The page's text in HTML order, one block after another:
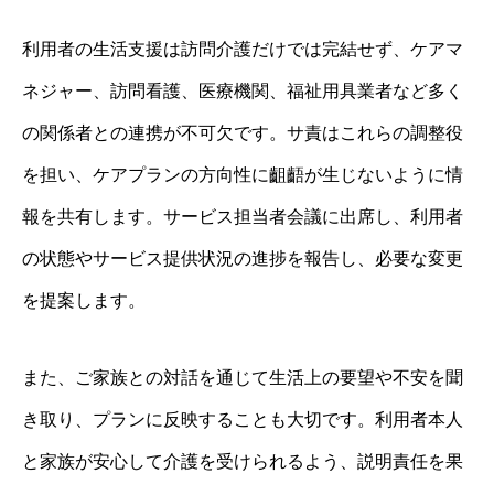
利用者の生活支援は訪問介護だけでは完結せず、ケアマ
ネジャー、訪問看護、医療機関、福祉用具業者など多く
の関係者との連携が不可欠です。サ責はこれらの調整役
を担い、ケアプランの方向性に齟齬が生じないように情
報を共有します。サービス担当者会議に出席し、利用者
の状態やサービス提供状況の進捗を報告し、必要な変更
を提案します。
また、ご家族との対話を通じて生活上の要望や不安を聞
き取り、プランに反映することも大切です。利用者本人
と家族が安心して介護を受けられるよう、説明責任を果